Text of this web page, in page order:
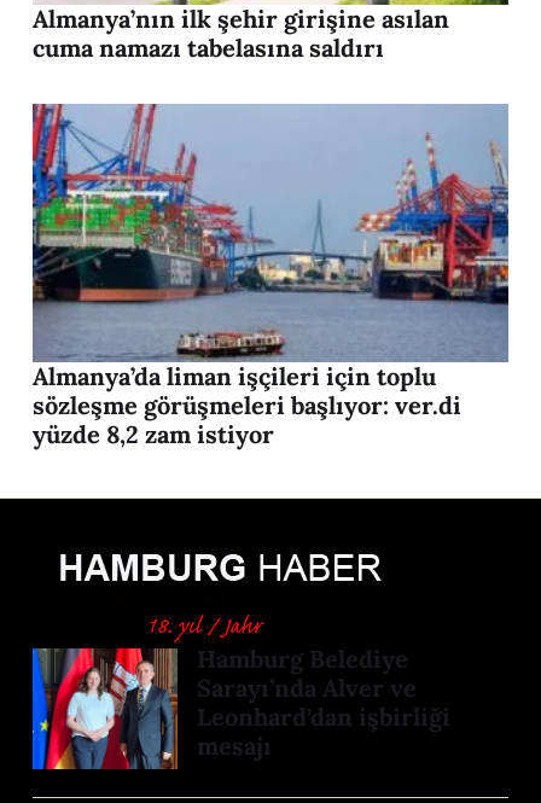
Almanya’nın ilk şehir girişine asılan
cuma namazı tabelasına saldırı
Almanya’da liman işçileri için toplu
sözleşme görüşmeleri başlıyor: ver.di
yüzde 8,2 zam istiyor
Hamburg Belediye
Sarayı’nda Alver ve
Leonhard’dan işbirliği
mesajı